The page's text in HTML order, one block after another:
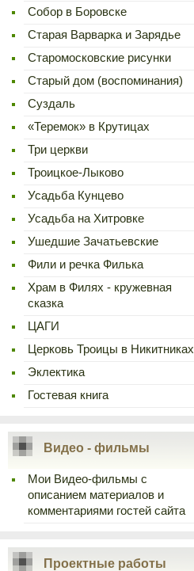
Cобор в Боровске
Старая Варварка и Зарядье
Старомосковские рисунки
Старый дом (воспоминания)
Суздаль
«Теремок» в Крутицах
Три церкви
Троицкое-Лыково
Усадьба Кунцево
Усадьба на Хитровке
Ушедшие Зачатьевские
Фили и речка Филька
Храм в Филях - кружевная
сказка
ЦАГИ
Церковь Троицы в Никитниках
Эклектика
Гостевая книга
Видео - фильмы
Мои Видео-фильмы с
описанием материалов и
комментариями гостей сайта
Проектные работы